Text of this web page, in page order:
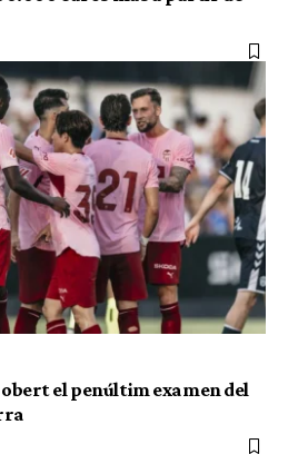
el penúltim examen del